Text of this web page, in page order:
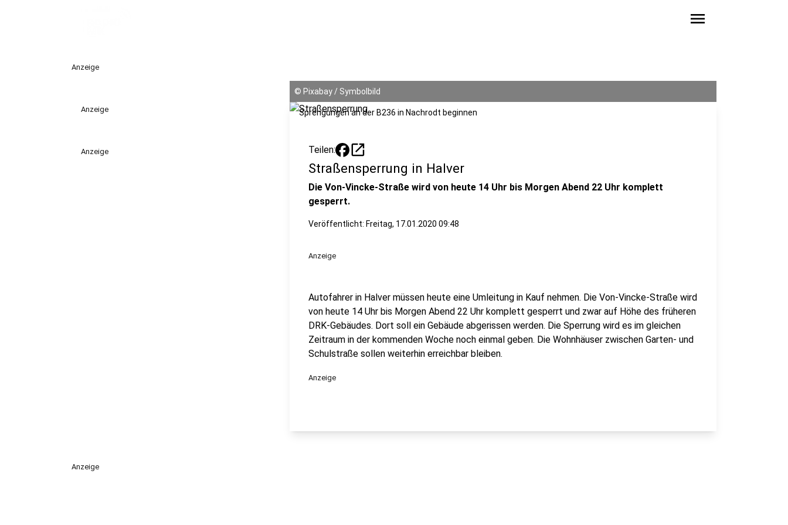
menu
Anzeige
Anzeige
Anzeige
© Pixabay / Symbolbild
Sprengungen an der B236 in Nachrodt beginnen
Teilen: open_in_new
Straßensperrung in Halver
Die Von-Vincke-Straße wird von heute 14 Uhr bis Morgen Abend 22 Uhr komplett
gesperrt.
Veröffentlicht: Freitag, 17.01.2020 09:48
Anzeige
Autofahrer in Halver müssen heute eine Umleitung in Kauf nehmen. Die Von-Vincke-Straße wird
von heute 14 Uhr bis Morgen Abend 22 Uhr komplett gesperrt und zwar auf Höhe des früheren
DRK-Gebäudes. Dort soll ein Gebäude abgerissen werden. Die Sperrung wird es im gleichen
Zeitraum in der kommenden Woche noch einmal geben. Die Wohnhäuser zwischen Garten- und
Schulstraße sollen weiterhin erreichbar bleiben.
Anzeige
Anzeige